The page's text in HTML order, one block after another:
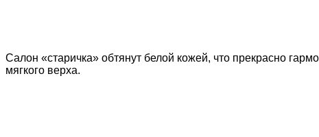
Салон «старичка» обтянут белой кожей, что прекрасно
мягкого верха.